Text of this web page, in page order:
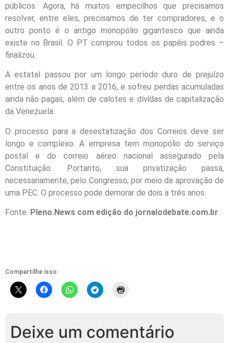
públicos. Agora, há muitos empecilhos que precisamos
resolver, entre eles, precisamos de ter compradores, e o
outro ponto é o antigo monopólio gigantesco que ainda
existe no Brasil. O PT comprou todos os papéis podres –
finalizou.
A estatal passou por um longo período duro de prejuízo
entre os anos de 2013 a 2016, e sofreu perdas acumuladas
ainda não pagas, além de calotes e dívidas de capitalização
da Venezuela.
O processo para a desestatização dos Correios deve ser
longo e complexo. A empresa tem monopólio do serviço
postal e do correio aéreo nacional assegurado pela
Constituição. Portanto, sua privatização passa,
necessariamente, pelo Congresso, por meio da aprovação de
uma PEC. O processo pode demorar de dois a três anos.
Fonte: Pleno.News com edição do jornalodebate.com.br
Compartilhe isso:
Deixe um comentário